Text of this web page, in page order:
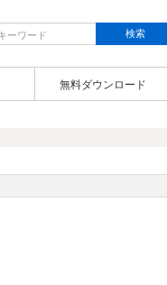
無料ダウンロード